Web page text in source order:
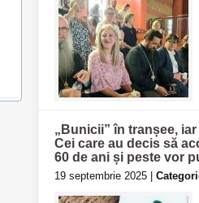
„Bunicii” în tranșee,
Cei care au decis să
60 de ani și peste vor
19 septembrie 2025 |